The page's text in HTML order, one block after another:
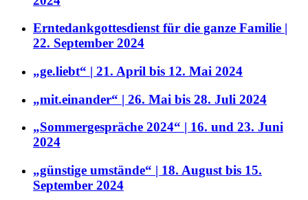
Erntedankgottesdienst für die ganze Familie |
22. September 2024
„ge.liebt“ | 21. April bis 12. Mai 2024
„mit.einander“ | 26. Mai bis 28. Juli 2024
„Sommergespräche 2024“ | 16. und 23. Juni
2024
„günstige umstände“ | 18. August bis 15.
September 2024